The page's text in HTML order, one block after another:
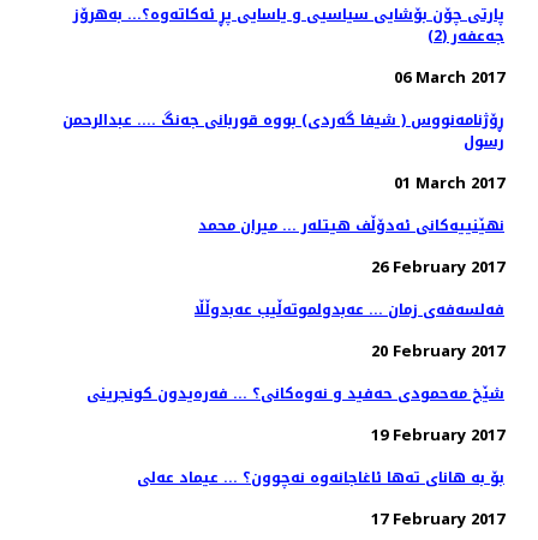
پارتی چۆن بۆشایی سیاسیی و یاسایی پڕ ئەکاتەوە؟... بەهرۆز
جەعفەر (2)
06 March 2017
ڕۆژنامەنووس ( شیفا گەردی) بووە قوربانى جەنگ .... عبدالرحمن
رسول
01 March 2017
نهێنییەکانی ئەدۆڵف هیتلەر ... میران محمد
26 February 2017
فه‌لسه‌فه‌ی زمان ... عه‌بدولموته‌ڵیب عه‌بدوڵڵا
20 February 2017
شێخ مەحمودی حەفید و نەوەکانی؟ ... فەرەیدون کونجرینی
19 February 2017
بۆ به‌ هانای ته‌ها ئاغاجانه‌وه‌ نه‌چوون؟ ... عیماد عه‌لی
17 February 2017